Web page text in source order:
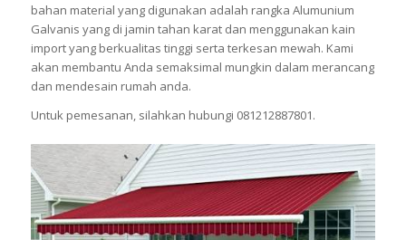
bahan material yang digunakan adalah rangka Alumunium
Galvanis yang di jamin tahan karat dan menggunakan kain
import yang berkualitas tinggi serta terkesan mewah. Kami
akan membantu Anda semaksimal mungkin dalam merancang
dan mendesain rumah anda.
Untuk pemesanan, silahkan hubungi 081212887801.